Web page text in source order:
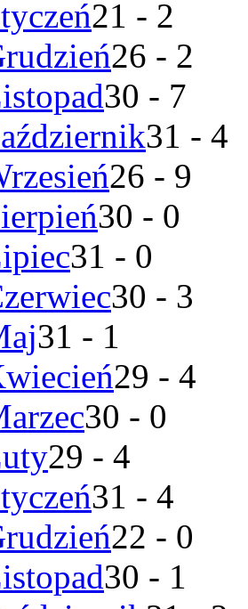
21 - 2
26 - 2
30 - 7
31 - 4
26 - 9
30 - 0
31 - 0
30 - 3
31 - 1
29 - 4
30 - 0
29 - 4
31 - 4
22 - 0
30 - 1